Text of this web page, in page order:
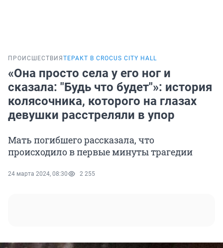
ПРОИСШЕСТВИЯ ТЕРАКТ В CROCUS CITY HALL
«Она просто села у его ног и
сказала: "Будь что будет"»: история
колясочника, которого на глазах
девушки расстреляли в упор
Мать погибшего рассказала, что
происходило в первые минуты трагедии
24 марта 2024, 08:30 2 255